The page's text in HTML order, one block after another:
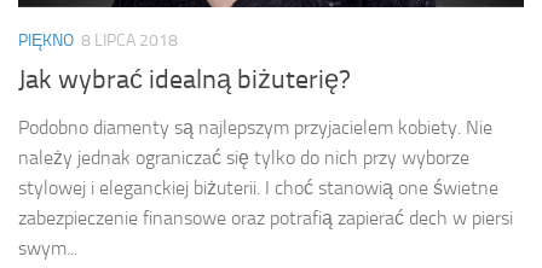
PIĘKNO 8 LIPCA 2018
Jak wybrać idealną biżuterię?
Podobno diamenty są najlepszym przyjacielem kobiety. Nie
należy jednak ograniczać się tylko do nich przy wyborze
stylowej i eleganckiej biżuterii. I choć stanowią one świetne
zabezpieczenie finansowe oraz potrafią zapierać dech w piersi
swym...